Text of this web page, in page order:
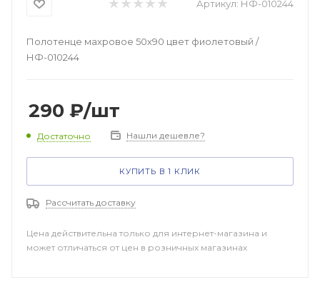
Артикул: НФ-010244
Полотенце махровое 50х90 цвет фиолетовый /
НФ-010244
290 ₽/шт
Достаточно Нашли дешевле?
КУПИТЬ В 1 КЛИК
Рассчитать доставку
Цена действительна только для интернет-магазина и
может отличаться от цен в розничных магазинах